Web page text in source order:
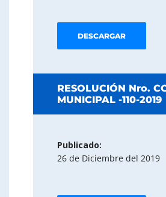
DESCARGAR
RESOLUCIÓN Nro.
MUNICIPAL -110-2019
Publicado:
26 de Diciembre del 2019